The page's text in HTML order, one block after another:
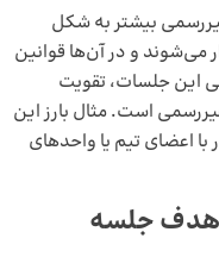
بیشتر به شکل
می‌شوند و در آن‌ها قوانین
این جلسات، تقویت
است. مثال بارز این
با اعضای تیم یا واحدهای
هدف جلسه